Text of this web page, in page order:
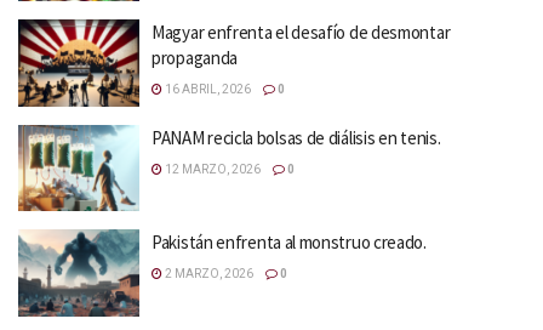
Magyar enfrenta el desafío de desmontar
propaganda
16 ABRIL, 2026 0
PANAM recicla bolsas de diálisis en tenis.
12 MARZO, 2026 0
Pakistán enfrenta al monstruo creado.
2 MARZO, 2026 0